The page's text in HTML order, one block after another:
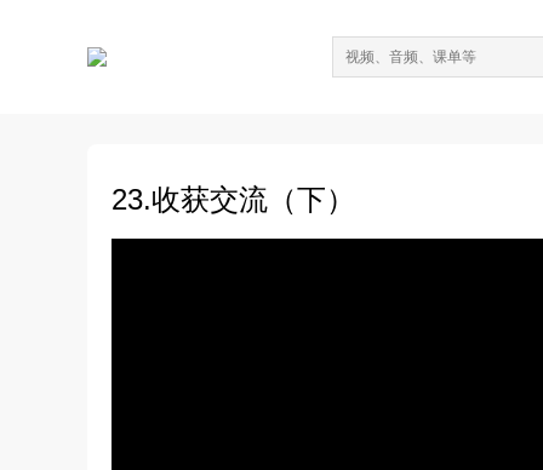
23.收获交流（下）